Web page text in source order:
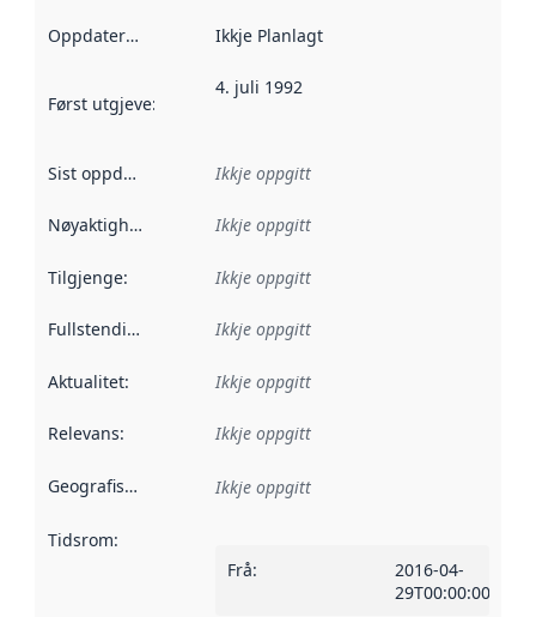
Oppdateringsfrekvens :
Ikkje Planlagt
Først utgjeve: Denne datoen seier når dataa i dette
4. juli 1992
Sist oppdatert Ikkje oppgitt
Nøyaktigheit Ikkje oppgitt
Tilgjenge: Ikkje oppgitt
Fullstendigheit Ikkje oppgitt
Aktualitet: Ikkje oppgitt
Relevans: Ikkje oppgitt
Geografisk område Ikkje oppgitt
Tidsrom:
Frå:
2016-04-
29T00:00:00Z